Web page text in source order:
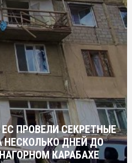
ПРОВЕЛИ СЕКРЕТНЫЕ
НЕСКОЛЬКО ДНЕЙ ДО
КАРАБАХЕ